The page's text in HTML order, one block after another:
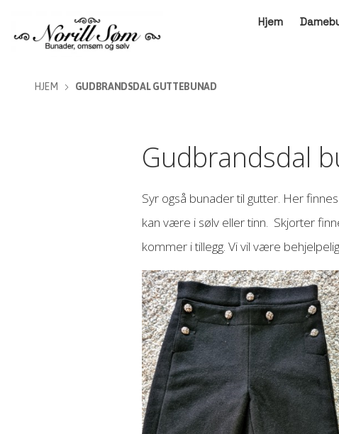
Hjem
HJEM GUDBRANDSDAL GUTTEBUNAD
Gudbrandsdal
Syr også bunader til gutter. Her
kan være i sølv eller tinn. Skjorter
kommer i tillegg. Vi vil være